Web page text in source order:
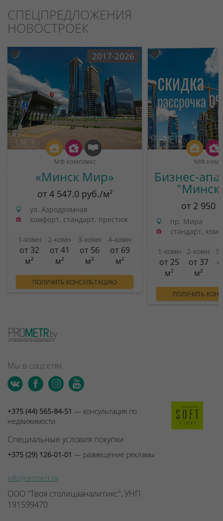
СПЕЦПРЕДЛОЖЕНИЯ
НОВОСТРОЕК
2017-2026
МФ комплекс
«Минск Мир»
от 4 547.0 руб./м²
ул. Аэродромная
комфорт, стандарт, престиж
1-комн
от 32
м²
2-комн
от 41
м²
3-комн
от 56
м²
4-комн
от 69
м²
ПОЛУЧИТЬ КОНСУЛЬТАЦИЮ
МФ
Бизнес-
от 2 950
пр. Мира
стандарт,
1-комн
от 25
м²
2-комн
от 37
м²
ПОЛУЧИТЬ
Мы в соцсетях
+375 (44) 565-84-51 — консультация по
недвижимости
Специальные условия покупки
+375 (29) 126-01-01 — размещение рекламы
info@prometr.by
ООО "Твоя столицааналитикс", УНП
191599470